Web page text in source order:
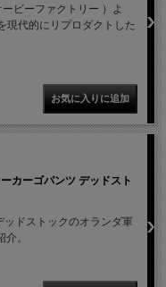
ビーファクトリー ）よ
現代的にリプロダクトした
カーゴパンツ デッドスト
ッドストックのオランダ軍
。